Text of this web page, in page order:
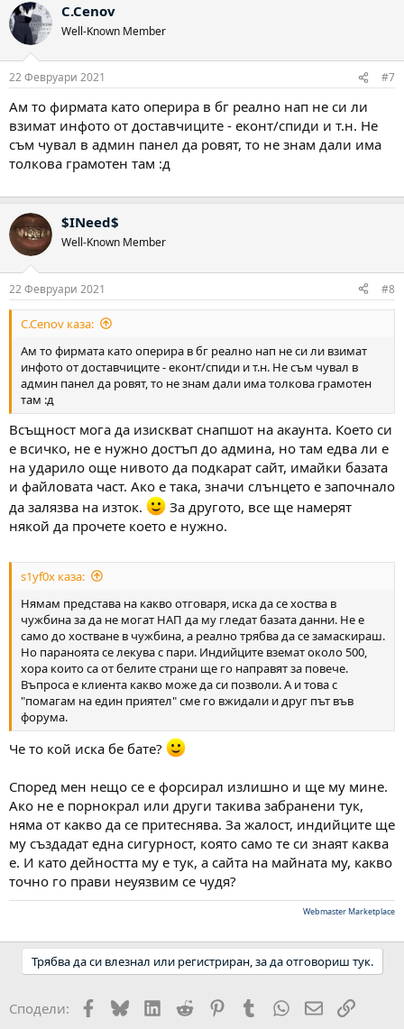
C.Cenov
Well-Known Member
22 Февруари 2021 #7
Ам то фирмата като оперира в бг реално нап не си ли
взимат инфото от доставчиците - еконт/спиди и т.н. Не
съм чувал в админ панел да ровят, то не знам дали има
толкова грамотен там :д
$INeed$
Well-Known Member
22 Февруари 2021 #8
C.Cenov каза:
Ам то фирмата като оперира в бг реално нап не си ли взимат
инфото от доставчиците - еконт/спиди и т.н. Не съм чувал в
админ панел да ровят, то не знам дали има толкова грамотен
там :д
Всъщност мога да изискват снапшот на акаунта. Което си
е всичко, не е нужно достъп до админа, но там едва ли е
на ударило още нивото да подкарат сайт, имайки базата
и файловата част. Ако е така, значи слънцето е започнало
да залязва на изток.
За другото, все ще намерят
някой да прочете което е нужно.
s1yf0x каза:
Нямам представа на какво отговаря, иска да се хоства в
чужбина за да не могат НАП да му гледат базата данни. Не е
само до хостване в чужбина, а реално трябва да се замаскираш.
Но параноята се лекува с пари. Индийците вземат около 500,
хора които са от белите страни ще го направят за повече.
Въпроса е клиента какво може да си позволи. А и това с
"помагам на един приятел" сме го вжидали и друг път във
форума.
Че то кой иска бе бате?
Според мен нещо се е форсирал излишно и ще му мине.
Ако не е порнокрал или други такива забранени тук,
няма от какво да се притеснява. За жалост, индийците ще
му създадат една сигурност, която само те си знаят каква
е. И като дейността му е тук, а сайта на майната му, какво
точно го прави неуязвим се чудя?
Webmaster Marketplace
Трябва да си влезнал или регистриран, за да отговориш тук.
Сподели: Facebook
BlueskyLinkedIn
Reddit PinterestTumblr WhatsApp
EmailLink